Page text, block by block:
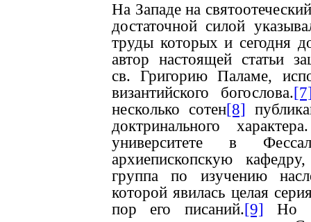
На Западе на
достаточной силой
труды которых и сегодня
автор настоящей статьи
св. Григорию Паламе,
византийского богослова.
несколько сотен[8]
доктринального
университете в
архиепископскую
группа по изучению
которой явилась целая
пор его писаний.[9] Но